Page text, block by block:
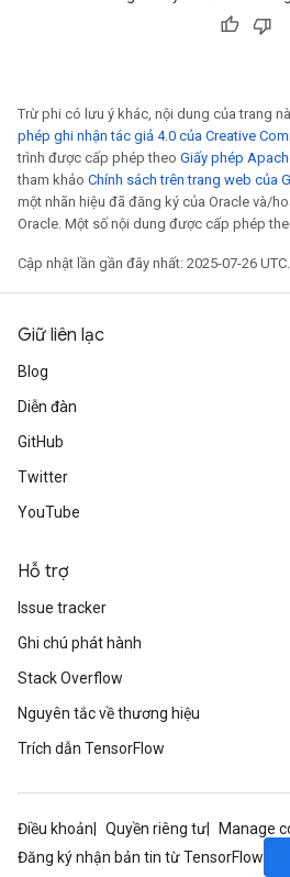
Trừ phi có lưu ý khác, nội dung của trang
phép ghi nhận tác giả 4.0 của Creative
trình được cấp phép theo Giấy phép
tham khảo Chính sách trên trang web của
một nhãn hiệu đã đăng ký của Oracle và/
Oracle. Một số nội dung được cấp phép
Cập nhật lần gần đây nhất: 2025-07-26 UTC.
Giữ liên lạc
Blog
Diễn đàn
GitHub
Twitter
YouTube
Hỗ trợ
Issue tracker
Ghi chú phát hành
Stack Overflow
Nguyên tắc về thương hiệu
Trích dẫn TensorFlow
Điều khoản Quyền riêng tư
Manage
Đăng ký nhận bản tin từ TensorFlow